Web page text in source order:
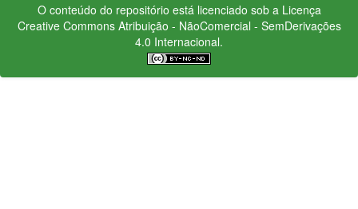
O conteúdo do repositório está licenciado sob a Licença
Creative CommonsAtribuição - NãoComercial - SemDerivações
4.0 Internacional.